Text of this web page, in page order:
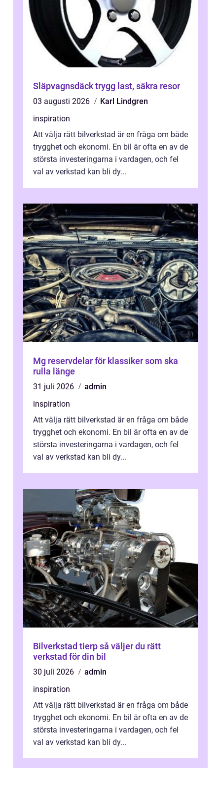
Släpvagnsdäck trygg last, säkra resor
03 augusti 2026
Karl Lindgren
inspiration
Att välja rätt bilverkstad är en fråga om både
trygghet och ekonomi. En bil är ofta en av de
största investeringarna i vardagen, och fel
val av verkstad kan bli dy...
Mg reservdelar för klassiker som ska
rulla länge
31 juli 2026
admin
inspiration
Att välja rätt bilverkstad är en fråga om både
trygghet och ekonomi. En bil är ofta en av de
största investeringarna i vardagen, och fel
val av verkstad kan bli dy...
Bilverkstad tierp så väljer du rätt
verkstad för din bil
30 juli 2026
admin
inspiration
Att välja rätt bilverkstad är en fråga om både
trygghet och ekonomi. En bil är ofta en av de
största investeringarna i vardagen, och fel
val av verkstad kan bli dy...